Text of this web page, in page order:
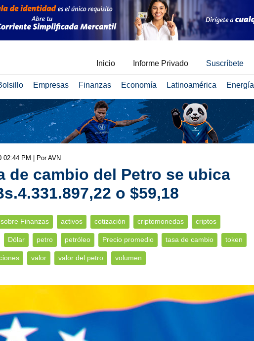
Inicio Informe Privado Suscríbete
Empresas Finanzas Economía Latinoamérica Energía
02:44 PM | Por AVN
de cambio del Petro se ubica
o $59,18
Finanzas activos cotización criptomonedas criptos
Dólar petro petróleo Precio promedio tasa de cambio token
valor valor del petro volumen